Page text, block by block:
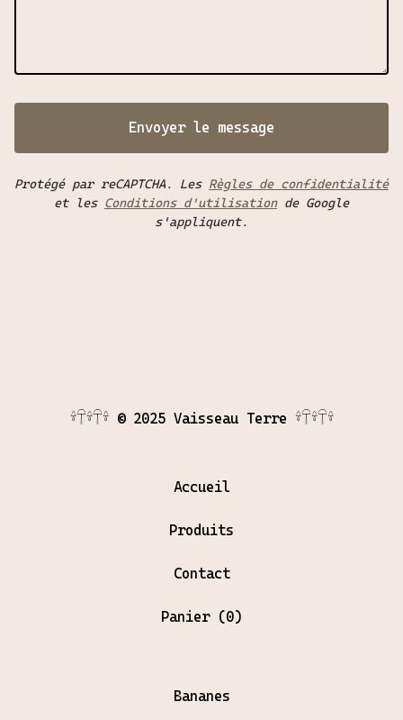
Envoyer le message
Protégé par reCAPTCHA. Les Règles de confidentialité
et les Conditions d'utilisationde Google
s'appliquent.
𓍊𓋼𓍊𓋼𓍊 © 2025 Vaisseau Terre 𓍊𓋼𓍊𓋼𓍊
Accueil
Produits
Contact
Panier (0)
Bananes